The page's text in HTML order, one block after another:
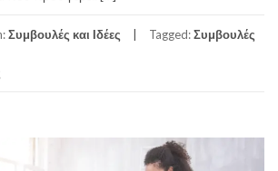
Συμβουλές και Ιδέες Tagged:Συμβουλές